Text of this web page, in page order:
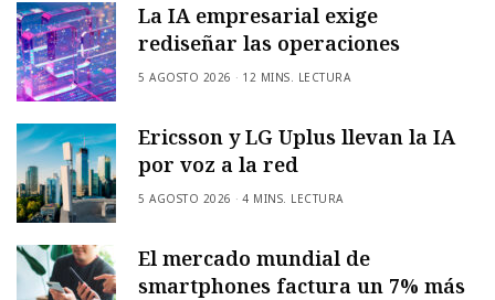
La IA empresarial exige
rediseñar las operaciones
5 AGOSTO 2026 12 MINS. LECTURA
Ericsson y LG Uplus llevan la IA
por voz a la red
5 AGOSTO 2026 4 MINS. LECTURA
El mercado mundial de
smartphones factura un 7% más